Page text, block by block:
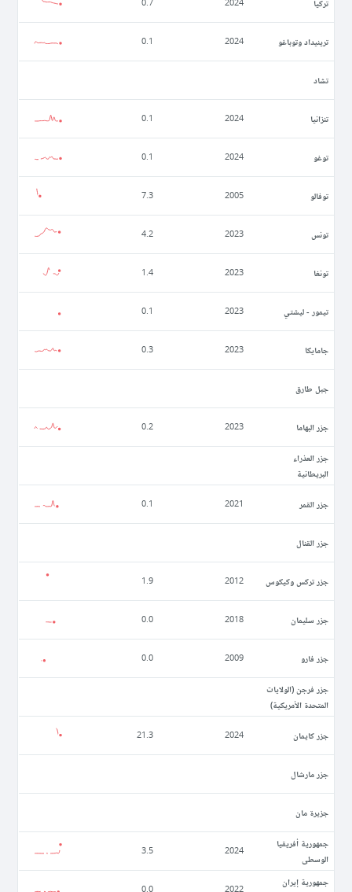
تركيا 2024
0.7
ترينيداد وتوباغو 2024
0.1
تشاد
تنزانيا 2024
0.1
توغو 2024
0.1
توفالو 2005
7.3
تونس 2023
4.2
تونغا 2023
1.4
تيمور - ليشتي 2023
0.1
جامايكا 2023
0.3
جبل طارق
جزر البهاما 2023
0.2
جزر العذراء
البريطانية
جزر القمر 2021
0.1
جزر القنال
جزر تركس وكيكوس 2012
1.9
جزر سليمان 2018
0.0
جزر فارو 2009
0.0
جزر فرجن (الولايات
المتحدة الأمريكية)
جزر كايمان 2024
21.3
جزر مارشال
جزيرة مان
جمهورية أفريقيا
الوسطى
2024
3.5
جمهورية إيران
2022
0.0